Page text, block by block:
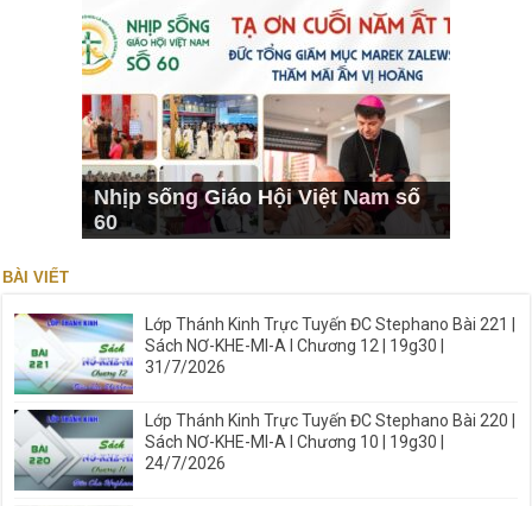
Nhịp sống Giáo Hội Việt Nam số
60
BÀI VIẾT
Lớp Thánh Kinh Trực Tuyến ĐC Stephano Bài 221 |
Sách NƠ-KHE-MI-A I Chương 12 | 19g30 |
31/7/2026
Lớp Thánh Kinh Trực Tuyến ĐC Stephano Bài 220 |
Sách NƠ-KHE-MI-A I Chương 10 | 19g30 |
24/7/2026